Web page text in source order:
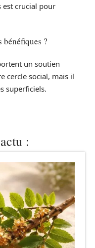
est crucial pour
?
un soutien
cercle social, mais il
superficiels.
: